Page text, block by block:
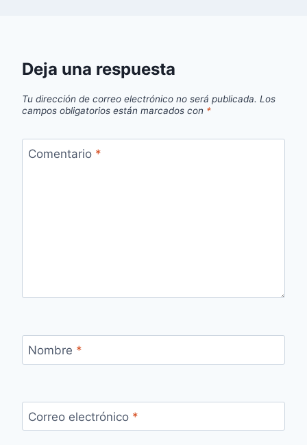
Deja una respuesta
Tu dirección de correo electrónico no será publicada. Los
campos obligatorios están marcados con *
Comentario *
Nombre *
Correo electrónico *